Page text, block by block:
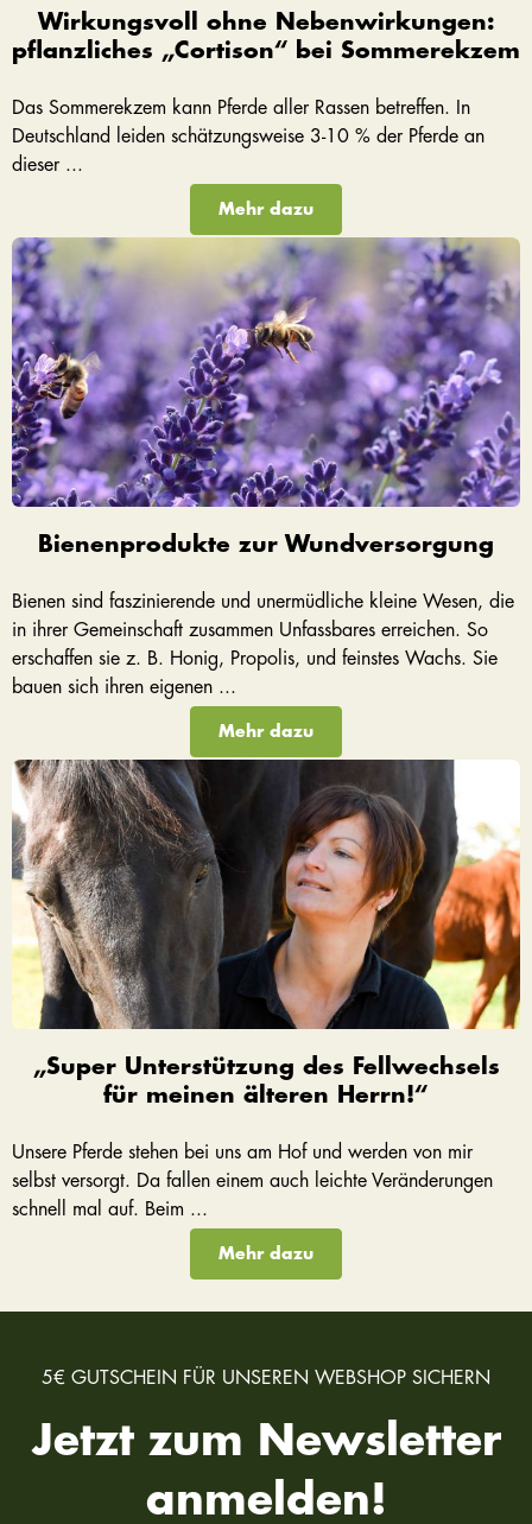
Wirkungsvoll ohne Nebenwirkungen:
pflanzliches „Cortison“ bei Sommerekzem
Das Sommerekzem kann Pferde aller Rassen betreffen. In
Deutschland leiden schätzungsweise 3-10 % der Pferde an
dieser ...
Mehr dazu
Bienenprodukte zur Wundversorgung
Bienen sind faszinierende und unermüdliche kleine Wesen, die
in ihrer Gemeinschaft zusammen Unfassbares erreichen. So
erschaffen sie z. B. Honig, Propolis, und feinstes Wachs. Sie
bauen sich ihren eigenen ...
Mehr dazu
„Super Unterstützung des Fellwechsels
für meinen älteren Herrn!“
Unsere Pferde stehen bei uns am Hof und werden von mir
selbst versorgt. Da fallen einem auch leichte Veränderungen
schnell mal auf. Beim ...
Mehr dazu
5€ GUTSCHEIN FÜR UNSEREN WEBSHOP SICHERN
Jetzt zum Newsletter
anmelden!